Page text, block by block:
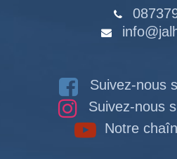
Suivez-nous
Suivez-nous
Notre